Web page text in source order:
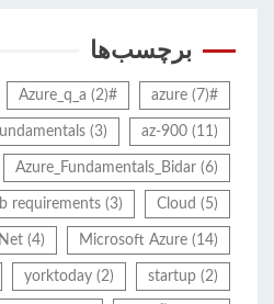
برچسب‌ها
#azure
(7)
#Azure_q_a
(2)
az-900 (11)
(3)
Azure_Fundamentals_Bidar (6)
Cloud (5)
requirements (3)
Microsoft Azure (14)
(4)
startup (2)
yorktoday (2)